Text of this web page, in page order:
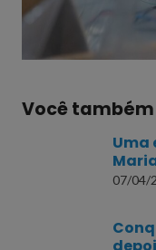
Você
Uma
07/04/